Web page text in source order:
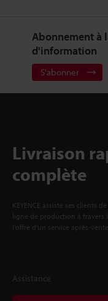
Abonnement à
d'information
S'abonner
Livraison
complète
KEYENCE assiste ses clients
ligne de production à travers
l'offre d'un service après-
Assistance